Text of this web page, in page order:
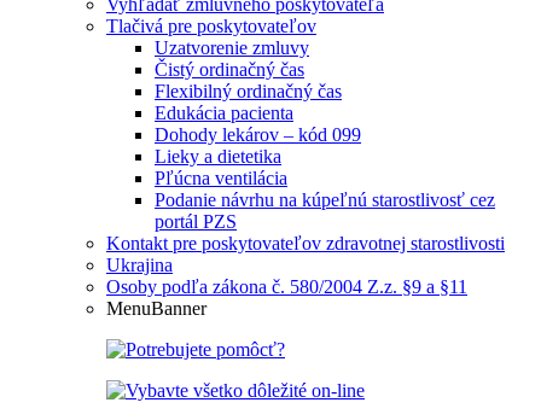
Vyhľadať zmluvného poskytovateľa
Tlačivá pre poskytovateľov
Uzatvorenie zmluvy
Čistý ordinačný čas
Flexibilný ordinačný čas
Edukácia pacienta
Dohody lekárov – kód 099
Lieky a dietetika
Pľúcna ventilácia
Podanie návrhu na kúpeľnú starostlivosť cez
portál PZS
Kontakt pre poskytovateľov zdravotnej starostlivosti
Ukrajina
Osoby podľa zákona č. 580/2004 Z.z. §9 a §11
MenuBanner